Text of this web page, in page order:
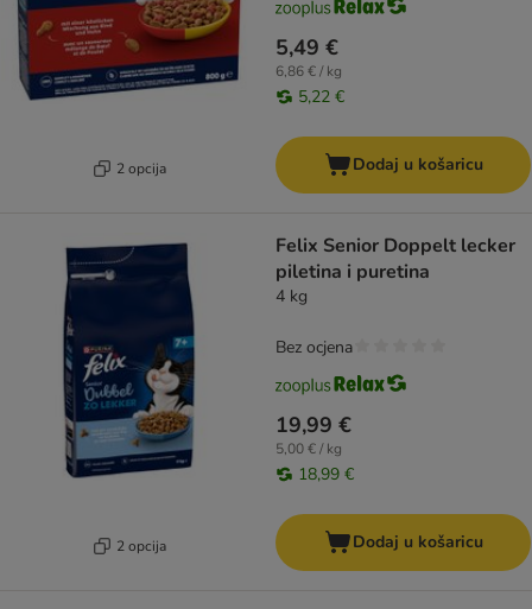
2 opcija
5,49 €
6,86 € / kg
5,22 €
Dodaj u košaricu
2 opcija
Felix Senior Doppelt lecker
piletina i puretina
4 kg
19,99 €
5,00 € / kg
18,99 €
Bez ocjena
Dodaj u košaricu